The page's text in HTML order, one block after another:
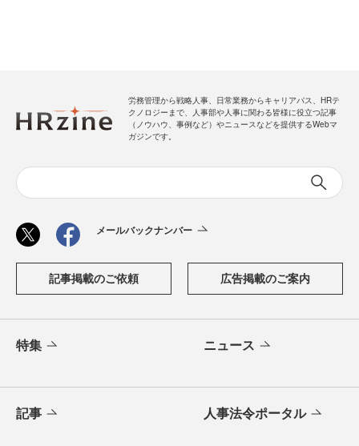
労務管理から戦略人事、日常業務からキャリアパス、HRテ
クノロジーまで、人事部や人事に関わる皆様に役立つ記事
（ノウハウ、事例など）やニュースなどを提供するWebマ
ガジンです。
メールバックナンバー
記事掲載のご依頼 広告掲載のご案内
特集 ニュース
記事 人事法令ポータル